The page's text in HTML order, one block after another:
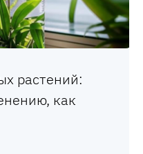
растений:
как